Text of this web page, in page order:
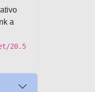
a
20.5